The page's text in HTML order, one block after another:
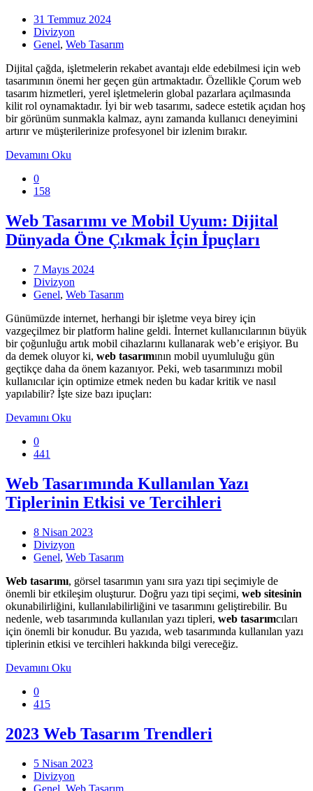
31 Temmuz 2024
Divizyon
Genel, Web Tasarım
Dijital çağda, işletmelerin rekabet avantajı elde edebilmesi için web
tasarımının önemi her geçen gün artmaktadır. Özellikle Çorum web
tasarım hizmetleri, yerel işletmelerin global pazarlara açılmasında
kilit rol oynamaktadır. İyi bir web tasarımı, sadece estetik açıdan hoş
bir görünüm sunmakla kalmaz, aynı zamanda kullanıcı deneyimini
artırır ve müşterilerinize profesyonel bir izlenim bırakır.
Devamını Oku
0
158
Web Tasarımı ve Mobil Uyum: Dijital
Dünyada Öne Çıkmak İçin İpuçları
7 Mayıs 2024
Divizyon
Genel, Web Tasarım
Günümüzde internet, herhangi bir işletme veya birey için
vazgeçilmez bir platform haline geldi. İnternet kullanıcılarının büyük
bir çoğunluğu artık mobil cihazlarını kullanarak web’e erişiyor. Bu
da demek oluyor ki, web tasarımının mobil uyumluluğu gün
geçtikçe daha da önem kazanıyor. Peki, web tasarımınızı mobil
kullanıcılar için optimize etmek neden bu kadar kritik ve nasıl
yapılabilir? İşte size bazı ipuçları:
Devamını Oku
0
441
Web Tasarımında Kullanılan Yazı
Tiplerinin Etkisi ve Tercihleri
8 Nisan 2023
Divizyon
Genel, Web Tasarım
Web tasarımı, görsel tasarımın yanı sıra yazı tipi seçimiyle de
önemli bir etkileşim oluşturur. Doğru yazı tipi seçimi, web sitesinin
okunabilirliğini, kullanılabilirliğini ve tasarımını geliştirebilir. Bu
nedenle, web tasarımında kullanılan yazı tipleri, web tasarımcıları
için önemli bir konudur. Bu yazıda, web tasarımında kullanılan yazı
tiplerinin etkisi ve tercihleri hakkında bilgi vereceğiz.
Devamını Oku
0
415
2023 Web Tasarım Trendleri
5 Nisan 2023
Divizyon
Genel Web Tasarım